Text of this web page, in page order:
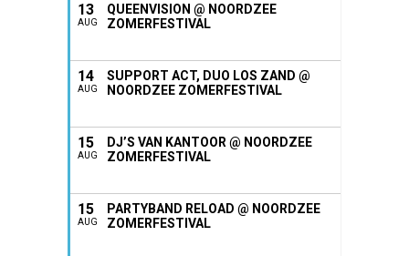
13
AUG
QUEENVISION @ NOORDZEE
ZOMERFESTIVAL
14
AUG
SUPPORT ACT, DUO LOS ZAND @
NOORDZEE ZOMERFESTIVAL
15
AUG
DJ’S VAN KANTOOR @ NOORDZEE
ZOMERFESTIVAL
15
AUG
PARTYBAND RELOAD @ NOORDZEE
ZOMERFESTIVAL